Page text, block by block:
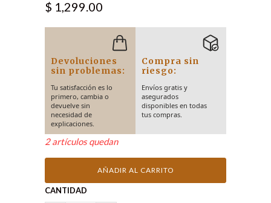
$ 1,299.00
Devoluciones
sin problemas:
Tu satisfacción es lo
primero, cambia o
devuelve sin
necesidad de
explicaciones.
Compra sin
riesgo:
Envíos gratis y
asegurados
disponibles en todas
tus compras.
2 artículos quedan
AÑADIR AL CARRITO
CANTIDAD